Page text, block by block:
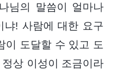
님의 말씀이 얼마나
냐! 사람에 대한 요구
이 도달할 수 있고 도
상 이성이 조금이라